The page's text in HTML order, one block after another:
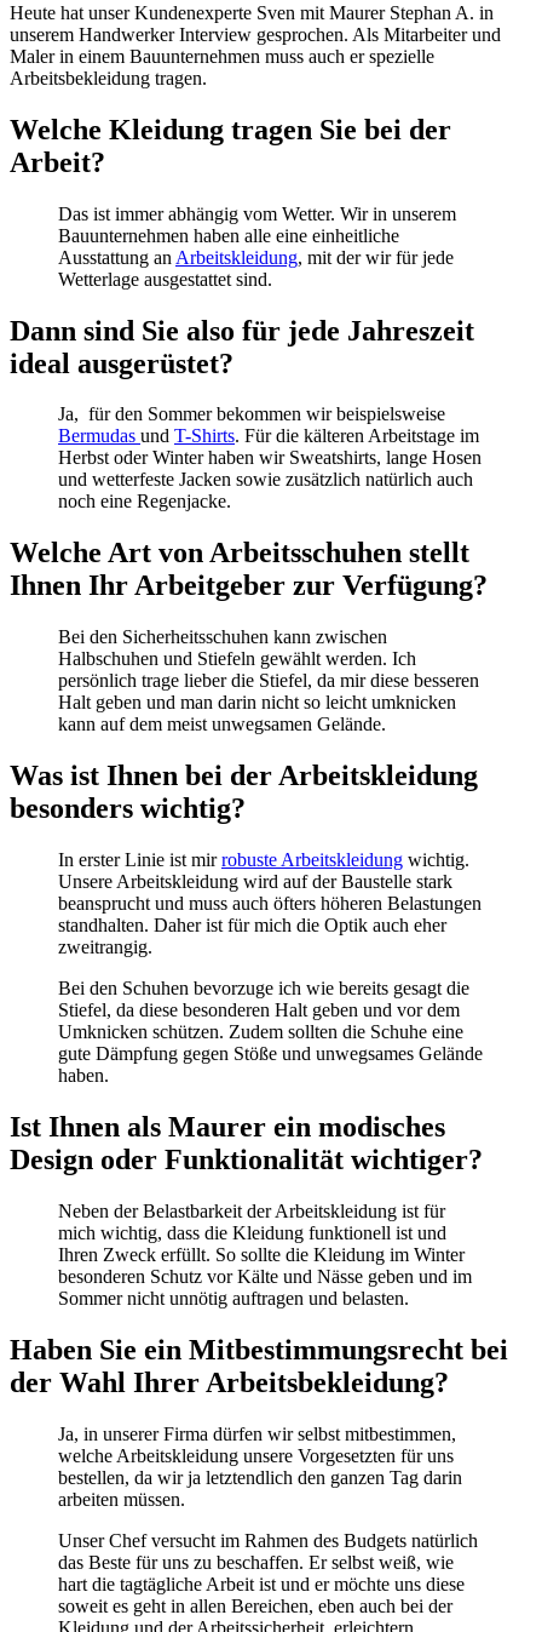
Heute hat unser Kundenexperte Sven mit Maurer Stephan A. in
unserem Handwerker Interview gesprochen. Als Mitarbeiter und
Maler in einem Bauunternehmen muss auch er spezielle
Arbeitsbekleidung tragen.
Welche Kleidung tragen Sie bei der
Arbeit?
Das ist immer abhängig vom Wetter. Wir in unserem
Bauunternehmen haben alle eine einheitliche
Ausstattung an Arbeitskleidung, mit der wir für jede
Wetterlage ausgestattet sind.
Dann sind Sie also für jede Jahreszeit
ideal ausgerüstet?
Ja, für den Sommer bekommen wir beispielsweise
Bermudas und T-Shirts. Für die kälteren Arbeitstage im
Herbst oder Winter haben wir Sweatshirts, lange Hosen
und wetterfeste Jacken sowie zusätzlich natürlich auch
noch eine Regenjacke.
Welche Art von Arbeitsschuhen stellt
Ihnen Ihr Arbeitgeber zur Verfügung?
Bei den Sicherheitsschuhen kann zwischen
Halbschuhen und Stiefeln gewählt werden. Ich
persönlich trage lieber die Stiefel, da mir diese besseren
Halt geben und man darin nicht so leicht umknicken
kann auf dem meist unwegsamen Gelände.
Was ist Ihnen bei der Arbeitskleidung
besonders wichtig?
In erster Linie ist mirrobuste Arbeitskleidung wichtig.
Unsere Arbeitskleidung wird auf der Baustelle stark
beansprucht und muss auch öfters höheren Belastungen
standhalten. Daher ist für mich die Optik auch eher
zweitrangig.
Bei den Schuhen bevorzuge ich wie bereits gesagt die
Stiefel, da diese besonderen Halt geben und vor dem
Umknicken schützen. Zudem sollten die Schuhe eine
gute Dämpfung gegen Stöße und unwegsames Gelände
haben.
Ist Ihnen als Maurer ein modisches
Design oder Funktionalität wichtiger?
Neben der Belastbarkeit der Arbeitskleidung ist für
mich wichtig, dass die Kleidung funktionell ist und
Ihren Zweck erfüllt. So sollte die Kleidung im Winter
besonderen Schutz vor Kälte und Nässe geben und im
Sommer nicht unnötig auftragen und belasten.
Haben Sie ein Mitbestimmungsrecht bei
der Wahl Ihrer Arbeitsbekleidung?
Ja, in unserer Firma dürfen wir selbst mitbestimmen,
welche Arbeitskleidung unsere Vorgesetzten für uns
bestellen, da wir ja letztendlich den ganzen Tag darin
arbeiten müssen.
Unser Chef versucht im Rahmen des Budgets natürlich
das Beste für uns zu beschaffen. Er selbst weiß, wie
hart die tagtägliche Arbeit ist und er möchte uns diese
soweit es geht in allen Bereichen, eben auch bei der
Kleidung und der Arbeitssicherheit, erleichtern.